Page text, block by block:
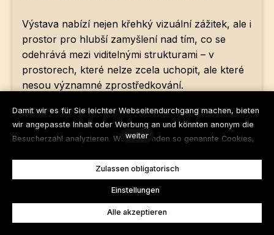
Výstava nabízí nejen křehký vizuální zážitek, ale i
prostor pro hlubší zamyšlení nad tím, co se
odehrává mezi viditelnými strukturami – v
prostorech, které nelze zcela uchopit, ale které
nesou významné zprostředkování.
slavnostní zakončení
výzvy Do práce na
občerstvení Malák /
17:00
Damit wir es für Sie leichter Webseitendurchgang machen, bieten
wir angepasste Inhalt oder Werbung an und könnten anonym die
Besucherzahl analyzieren. Wir verwenden so genannte Cookies,
Analyse an. Ihre Einstellung könnten Sie mit „Cookies Einstellung“
richten und jederzeit könnten Sie im Webfuß ändern. Ausführliche
Informationen finden Sie in unseren Grundsätzen des Schutzes
personenbezogener Daten und Cookies Benutzung. Stimmen Sie
mit Cookies Benutzung ein?
weiter
Zulassen obligatorisch
Einstellungen
Alle akzeptieren